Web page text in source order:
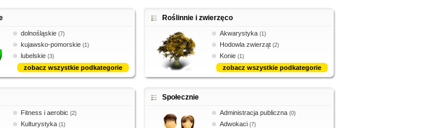
dolnośląskie (7)
kujawsko-pomorskie (1)
lubelskie (3)
zobacz wszystkie podkategorie
Roślinnie i zwierzęco
Akwarystyka (1)
Hodowla zwierząt (2)
Konie (1)
zobacz wszystkie podkategorie
Fitness i aerobic (2)
Kulturystyka (1)
Społecznie
Administracja publiczna (0)
Adwokaci (7)